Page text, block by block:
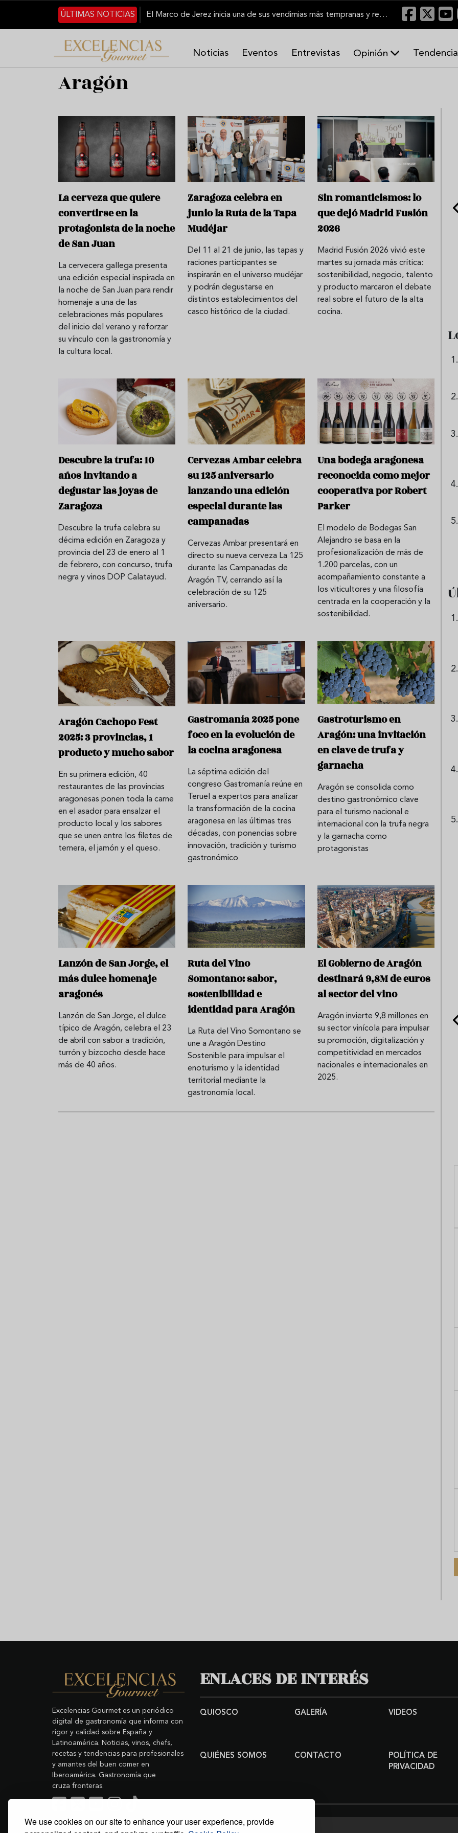
We use cookies on our site to enhance your user experience, provide
Pasar al contenido principal
ÚLTIMAS NOTICIAS
El Marco de Jerez inicia una de sus vendimias más tempranas y recupera producción
Noticias Eventos Entrevistas Opinión
n
a
s
Aragón
La cerveza que quiere
convertirse en la
protagonista de la noche
de San Juan
La cervecera gallega presenta
una edición especial inspirada en
la noche de San Juan para rendir
homenaje a una de las
celebraciones más populares
del inicio del verano y reforzar
su vínculo con la gastronomía y
la cultura local.
Zaragoza celebra en
junio la Ruta de la Tapa
Mudéjar
Del 11 al 21 de junio, las tapas y
raciones participantes se
inspirarán en el universo mudéjar
y podrán degustarse en
distintos establecimientos del
casco histórico de la ciudad.
Sin romanticismos: lo
que dejó Madrid Fusión
2026
Madrid Fusión 2026 vivió este
martes su jornada más crítica:
sostenibilidad, negocio, talento
y producto marcaron el debate
real sobre el futuro de la alta
cocina.
Descubre la trufa: 10
años invitando a
degustar las joyas de
Zaragoza
Descubre la trufa celebra su
décima edición en Zaragoza y
provincia del 23 de enero al 1
de febrero, con concurso, trufa
negra y vinos DOP Calatayud.
Cervezas Ambar celebra
su 125 aniversario
lanzando una edición
especial durante las
campanadas
Cervezas Ambar presentará en
directo su nueva cerveza La 125
durante las Campanadas de
Aragón TV, cerrando así la
celebración de su 125
aniversario.
Una bodega aragonesa
reconocida como mejor
cooperativa por Robert
Parker
El modelo de Bodegas San
Alejandro se basa en la
profesionalización de más de
1.200 parcelas, con un
acompañamiento constante a
los viticultores y una filosofía
centrada en la cooperación y la
sostenibilidad.
Aragón Cachopo Fest
2025: 3 provincias, 1
producto y mucho sabor
En su primera edición, 40
restaurantes de las provincias
aragonesas ponen toda la carne
en el asador para ensalzar el
producto local y los sabores
que se unen entre los filetes de
ternera, el jamón y el queso.
Gastromanía 2025 pone
foco en la evolución de
la cocina aragonesa
La séptima edición del
congreso Gastromanía reúne en
Teruel a expertos para analizar
la transformación de la cocina
aragonesa en las últimas tres
décadas, con ponencias sobre
innovación, tradición y turismo
gastronómico
Gastroturismo en
Aragón: una invitación
en clave de trufa y
garnacha
Aragón se consolida como
destino gastronómico clave
para el turismo nacional e
internacional con la trufa negra
y la garnacha como
protagonistas
Lanzón de San Jorge, el
más dulce homenaje
aragonés
Lanzón de San Jorge, el dulce
típico de Aragón, celebra el 23
de abril con sabor a tradición,
turrón y bizcocho desde hace
más de 40 años.
Ruta del Vino
Somontano: sabor,
sostenibilidad e
identidad para Aragón
La Ruta del Vino Somontano se
une a Aragón Destino
Sostenible para impulsar el
enoturismo y la identidad
territorial mediante la
gastronomía local.
El Gobierno de Aragón
destinará 9,8M de euros
al sector del vino
Aragón invierte 9,8 millones en
su sector vinícola para impulsar
su promoción, digitalización y
competitividad en mercados
nacionales e internacionales en
2025.
Aceitunas: el aperitivo estrella
del verano
Sopa fría de sandía: el plato
que querrás repetir todo el
verano
Cinco cremas frías de verduras
que querrás repetir todo agosto
Excelencias Gourmet es un periódico
digital de gastronomía que informa con
rigor y calidad sobre España y
Latinoamérica. Noticias, vinos, chefs,
recetas y tendencias para profesionales
y amantes del buen comer en
Iberoamérica. Gastronomía que
cruza fronteras.
Copyright © 2011-2026 Excelencias Gourmet.
ENLACES DE INTERÉS
QUIOSCO GALERÍA VIDEOS
QUIÉNES SOMOS CONTACTO
POLÍTICA DE
PRIVACIDAD
Buscar